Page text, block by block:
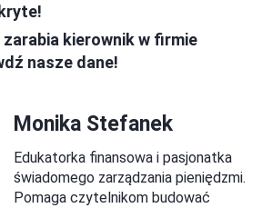
zarabia kierownik w firmie
nasze dane!
Monika Stefanek
Edukatorka finansowa i pasjonatka
świadomego zarządzania pieniędzmi.
Pomaga czytelnikom budować